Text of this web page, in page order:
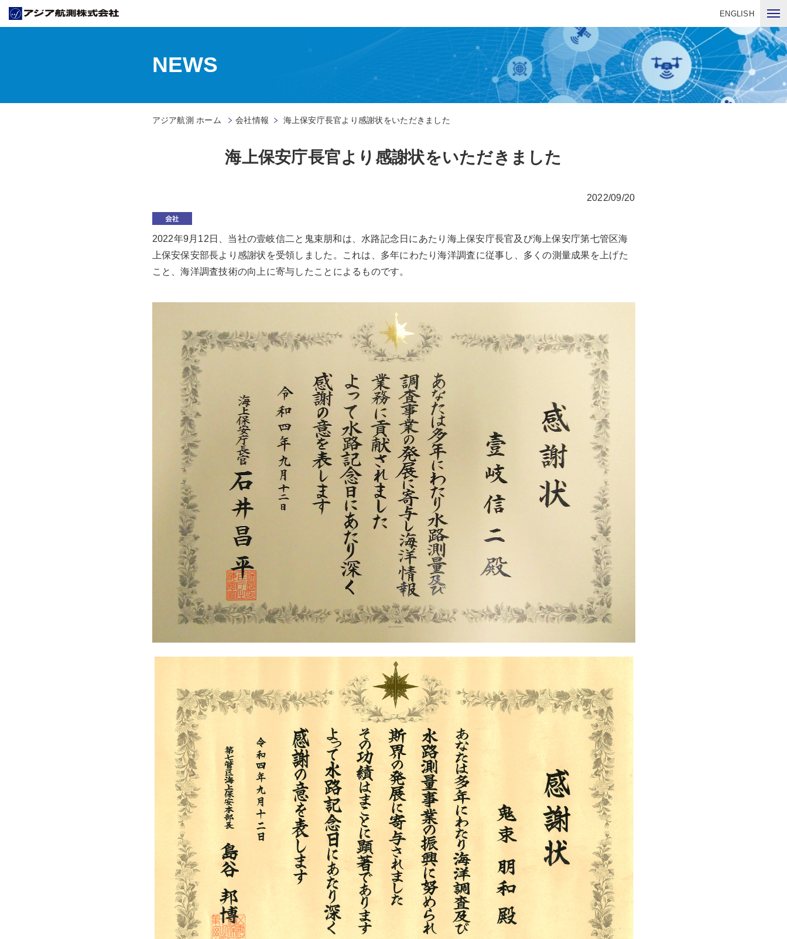
ENGLISH
NEWS
アジア航測 ホーム 会社情報 海上保安庁長官より感謝状をいただきました
海上保安庁長官より感謝状をいただきました
2022/09/20
2022年9月12日、当社の壹岐信二と鬼束朋和は、水路記念日にあたり海上保安庁長官及び海上保安庁第七管区海
上保安保安部長より感謝状を受領しました。これは、多年にわたり海洋調査に従事し、多くの測量成果を上げた
こと、海洋調査技術の向上に寄与したことによるものです。